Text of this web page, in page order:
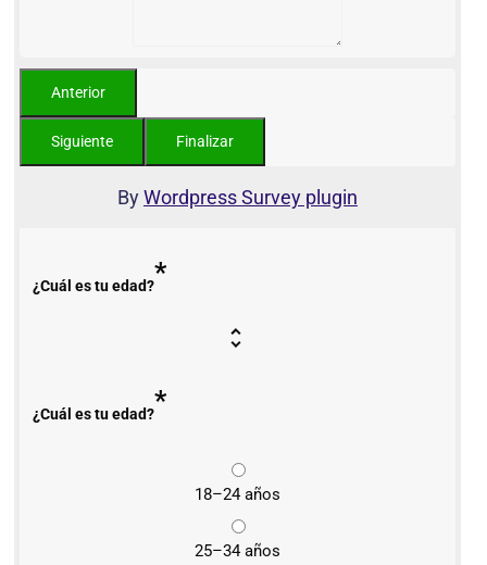
ByWordpress Survey plugin
¿Cuál es tu edad?*
¿Cuál es tu edad?*
18–24 años
25–34 años